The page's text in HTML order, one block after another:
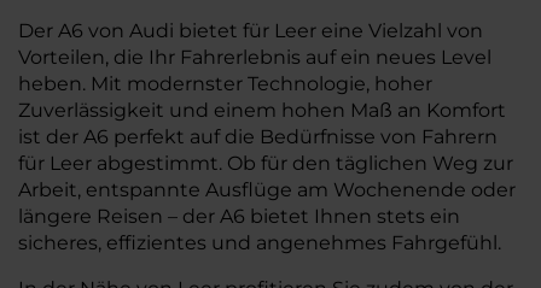
Der A6 von Audi bietet für Leer eine Vielzahl von
Vorteilen, die Ihr Fahrerlebnis auf ein neues Level
heben. Mit modernster Technologie, hoher
Zuverlässigkeit und einem hohen Maß an Komfort
ist der A6 perfekt auf die Bedürfnisse von Fahrern
für Leer abgestimmt. Ob für den täglichen Weg zur
Arbeit, entspannte Ausflüge am Wochenende oder
längere Reisen – der A6 bietet Ihnen stets ein
sicheres, effizientes und angenehmes Fahrgefühl.